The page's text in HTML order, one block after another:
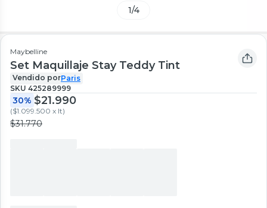
1/4
Maybelline
Set Maquillaje Stay Teddy Tint
Vendido porParis
SKU 425289999
30% $21.990
($1.099.500 x lt)
$31.770